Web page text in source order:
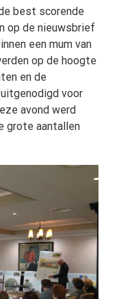
best scorende
op de nieuwsbrief
een mum van
op de hoogte
en de
voor
avond werd
grote aantallen